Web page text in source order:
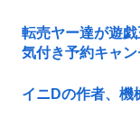
転売ヤー達が遊
気付き予約キャ
イニDの作者、機